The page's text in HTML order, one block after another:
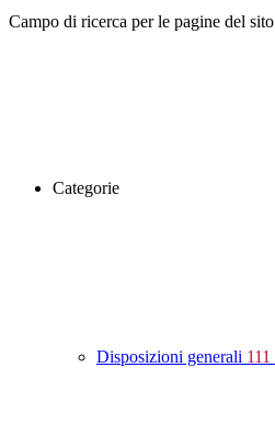
Campo di ricerca per le pagine del sito
Categorie
Disposizioni generali 111